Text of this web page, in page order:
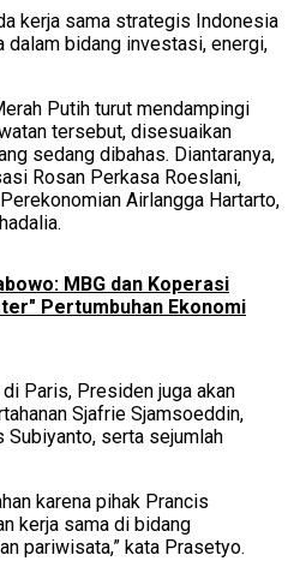
kerja sama strategis Indonesia
dalam bidang investasi, energi,
Putih turut mendampingi
tersebut, disesuaikan
sedang dibahas. Diantaranya,
Rosan Perkasa Roeslani,
Airlangga Hartarto,
MBG dan Koperasi
Pertumbuhan Ekonomi
Paris, Presiden juga akan
Sjafrie Sjamsoeddin,
Subiyanto, serta sejumlah
karena pihak Prancis
kerja sama di bidang
pariwisata,” kata Prasetyo.